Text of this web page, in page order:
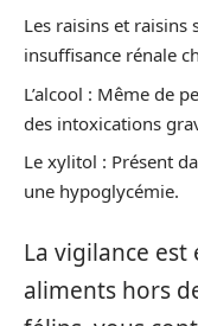
Les raisins et raisins
insuffisance rénale
L’alcool : Même de
des intoxications
Le xylitol : Présent
une hypoglycémie.
La vigilance est
aliments hors